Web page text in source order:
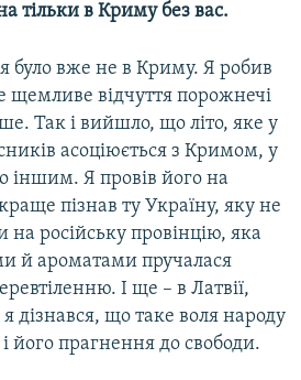
тільки в Криму без вас.
було вже не в Криму. Я робив
відчуття порожнечі
Так і вийшло, що літо, яке у
асоціюється з Кримом, у
іншим. Я провів його на
пізнав ту Україну, яку не
на російську провінцію, яка
й ароматами пручалася
І ще – в Латвії,
я дізнався, що таке воля народу
його прагнення до свободи.